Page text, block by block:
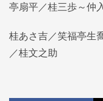
亭扇平／桂三歩～仲
桂あさ吉／笑福亭生
／桂文之助